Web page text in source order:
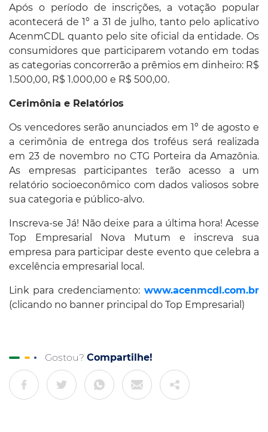
Após o período de inscrições, a votação popular
acontecerá de 1º a 31 de julho, tanto pelo aplicativo
AcenmCDL quanto pelo site oficial da entidade. Os
consumidores que participarem votando em todas
as categorias concorrerão a prêmios em dinheiro: R$
1.500,00, R$ 1.000,00 e R$ 500,00.
Cerimônia e Relatórios
Os vencedores serão anunciados em 1º de agosto e
a cerimônia de entrega dos troféus será realizada
em 23 de novembro no CTG Porteira da Amazônia.
As empresas participantes terão acesso a um
relatório socioeconômico com dados valiosos sobre
sua categoria e público-alvo.
Inscreva-se Já! Não deixe para a última hora! Acesse
Top Empresarial Nova Mutum e inscreva sua
empresa para participar deste evento que celebra a
excelência empresarial local.
Link para credenciamento:www.acenmcdl.com.br
(clicando no banner principal do Top Empresarial)
Gostou? Compartilhe!